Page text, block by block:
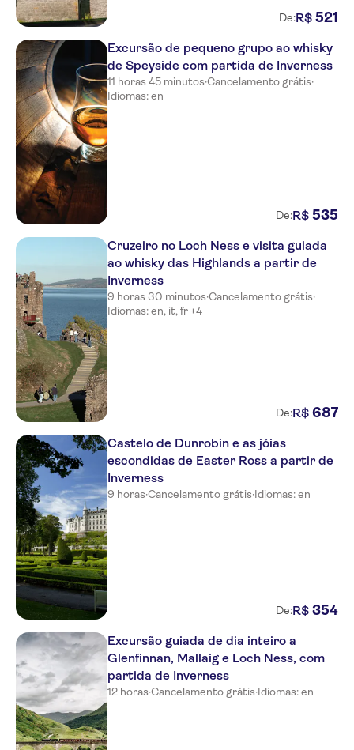
De:R$ 521
Excursão de pequeno grupo ao whisky
de Speyside com partida de Inverness
11 horas 45 minutos·Cancelamento grátis·
Idiomas: en
De:R$ 535
Cruzeiro no Loch Ness e visita guiada
ao whisky das Highlands a partir de
Inverness
9 horas 30 minutos·Cancelamento grátis·
Idiomas: en, it, fr +4
De:R$ 687
Castelo de Dunrobin e as jóias
escondidas de Easter Ross a partir de
Inverness
9 horas·Cancelamento grátis·Idiomas: en
De:R$ 354
Excursão guiada de dia inteiro a
Glenfinnan, Mallaig e Loch Ness, com
partida de Inverness
12 horas·Cancelamento grátis·Idiomas: en